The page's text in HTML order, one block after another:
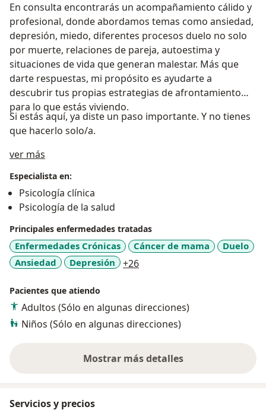
En consulta encontrarás un acompañamiento cálido y
profesional, donde abordamos temas como ansiedad,
depresión, miedo, diferentes procesos duelo no solo
por muerte, relaciones de pareja, autoestima y
situaciones de vida que generan malestar. Más que
darte respuestas, mi propósito es ayudarte a
descubrir tus propias estrategias de afrontamiento
para lo que estás viviendo.
Si estás aquí, ya diste un paso importante. Y no tienes
que hacerlo solo/a.
ver más
Especialista en:
Psicología clínica
Psicología de la salud
Principales enfermedades tratadas
Enfermedades Crónicas Cáncer de mama
Duelo
Ansiedad
Depresión +26a11y_sr_more_diseases
Pacientes que atiendo
Adultos (Sólo en algunas direcciones)
Niños (Sólo en algunas direcciones)
Mostrar más detalles
sobre la experiencia
Servicios y precios